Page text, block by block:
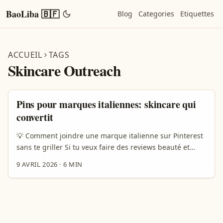
BaoLiba 🇧🇫 Blog Categories Etiquettes
ACCUEIL TAGS
Skincare Outreach
Pins pour marques italiennes: skincare qui
convertit
💡 Comment joindre une marque italienne sur Pinterest
sans te griller Si tu veux faire des reviews beauté et
être un vrai terrain de jeu. Le truc, c’est que beaucoup
de créateurs pensent encore que Pinterest sert juste à
9 AVRIL 2026 · 6 MIN